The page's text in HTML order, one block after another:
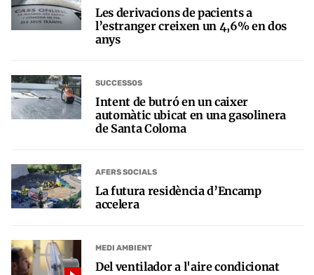
Les derivacions de pacients a
l’estranger creixen un 4,6% en dos
anys
SUCCESSOS
Intent de butró en un caixer
automàtic ubicat en una gasolinera
de Santa Coloma
AFERS SOCIALS
La futura residència d’Encamp
accelera
MEDI AMBIENT
Del ventilador a l'aire condicionat